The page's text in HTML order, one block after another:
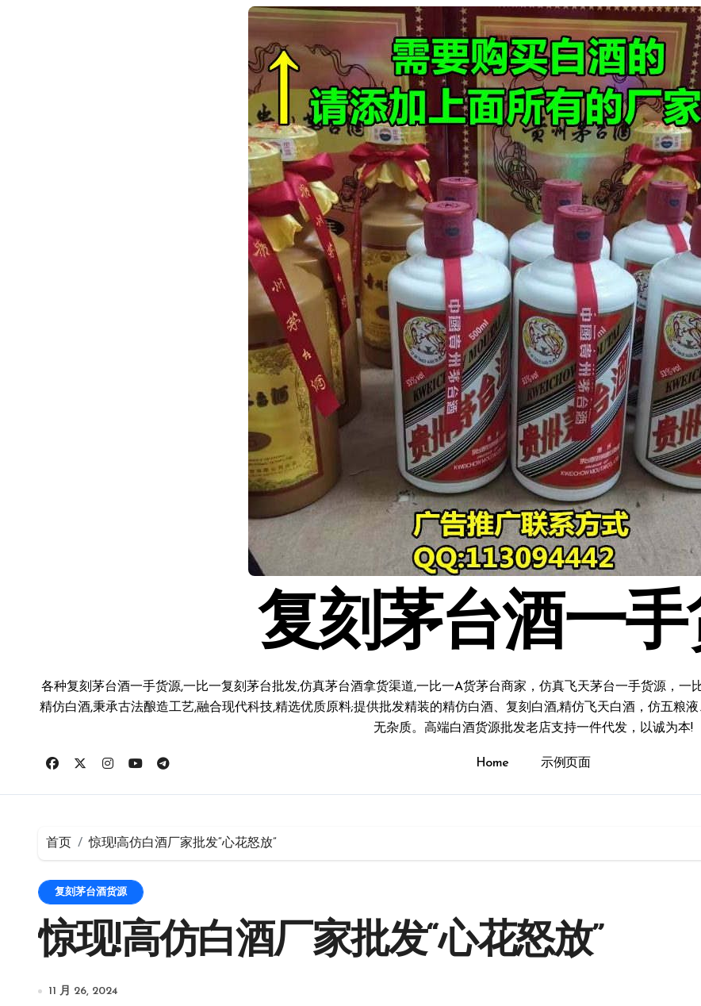
复刻茅台酒一手
各种复刻茅台酒一手货源,一比一复刻茅台批发,仿真茅台酒拿货渠道,一比一A货茅台商家，仿真飞天茅台一手货源，一
精仿白酒,秉承古法酿造工艺,融合现代科技,精选优质原料;提供批发精装的精仿白酒、复刻白酒,精仿飞天白酒，仿五粮
无杂质。高端白酒货源批发老店支持一件代发，以诚为本!
Home 示例页面
首页 惊现!高仿白酒厂家批发“心花怒放”
复刻茅台酒货源
惊现!高仿白酒厂家批发“心花怒放”
11 月 26, 2024